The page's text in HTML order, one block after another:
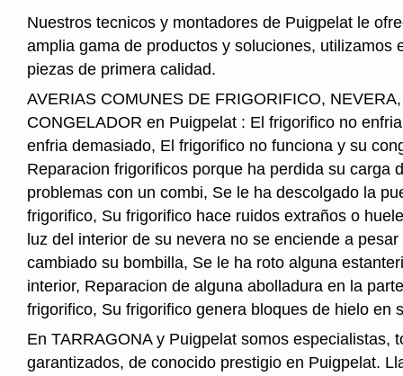
Nuestros tecnicos y montadores de Puigpelat le
amplia gama de productos y soluciones, utilizamos
piezas de primera calidad.
AVERIAS COMUNES DE FRIGORIFICO,
CONGELADOR en Puigpelat : El frigorifico no
enfria demasiado, El frigorifico no funciona y su
Reparacion frigorificos porque ha perdida su carga
problemas con un combi, Se le ha descolgado la
frigorifico, Su frigorifico hace ruidos extraños o
luz del interior de su nevera no se enciende a
cambiado su bombilla, Se le ha roto alguna
interior, Reparacion de alguna abolladura en la
frigorifico, Su frigorifico genera bloques de hielo en
En TARRAGONA y Puigpelat somos especialistas,
garantizados, de conocido prestigio en Puigpelat.